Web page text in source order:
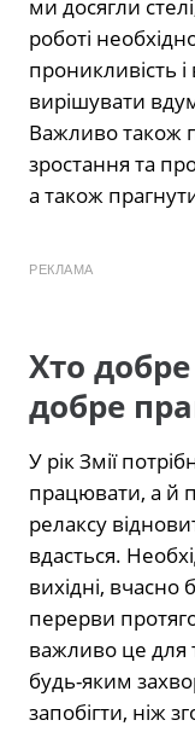
ми досягли
роботі
проникливість і
вирішувати
Важливо також
зростання та
а також
РЕКЛАМА
Хто
добре
У рік Змії
працювати, а й
релаксу
вдасться.
вихідні, вчасно
перерви
важливо це для
будь-яким
запобігти, ніж